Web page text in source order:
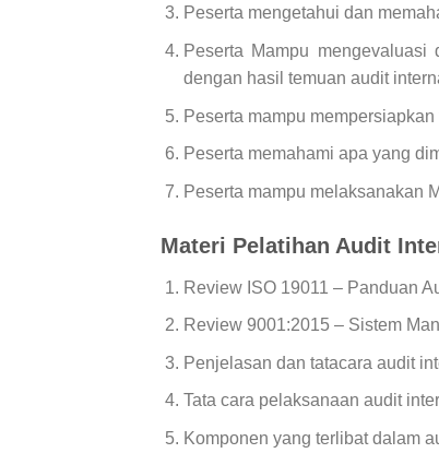
Peserta mengetahui dan
Peserta Mampu
dengan hasil temuan audit
Peserta mampu
Peserta memahami apa yang
Peserta mampu melaksanakan
Materi Pelatihan Audit
Review ISO 19011 – Panduan
Review 9001:2015 – Sistem
Penjelasan dan tatacara audit
Tata cara pelaksanaan audit
Komponen yang terlibat dalam